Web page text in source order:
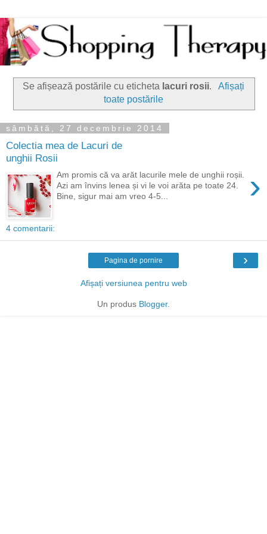
Se afișează postările cu eticheta lacuri rosii.
Afișați
toate postările
sâmbătă, 27 decembrie 2014
Colectia mea de Lacuri de
unghii Rosii
›
Am promis că va arăt lacurile mele de unghii roșii.
Azi am învins lenea și vi le voi arăta pe toate 24.
Bine, sigur mai am vreo 4-5...
4 comentarii:
›
Pagina de pornire
Afișați versiunea pentru web
Un produs Blogger.